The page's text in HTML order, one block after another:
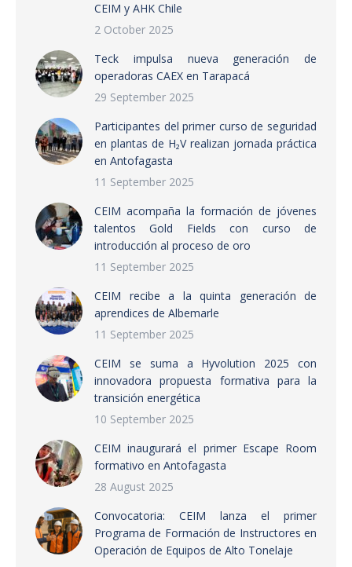
CEIM y AHK Chile
2 October 2025
Teck impulsa nueva generación de
operadoras CAEX en Tarapacá
29 September 2025
Participantes del primer curso de seguridad
en plantas de H₂V realizan jornada práctica
en Antofagasta
11 September 2025
CEIM acompaña la formación de jóvenes
talentos Gold Fields con curso de
introducción al proceso de oro
11 September 2025
CEIM recibe a la quinta generación de
aprendices de Albemarle
11 September 2025
CEIM se suma a Hyvolution 2025 con
innovadora propuesta formativa para la
transición energética
10 September 2025
CEIM inaugurará el primer Escape Room
formativo en Antofagasta
28 August 2025
Convocatoria: CEIM lanza el primer
Programa de Formación de Instructores en
Operación de Equipos de Alto Tonelaje